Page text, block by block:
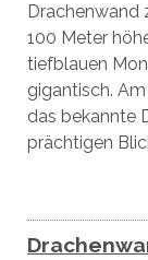
Drachenwand
100 Meter
tiefblauen
gigantisch.
das bekannte
prächtigen